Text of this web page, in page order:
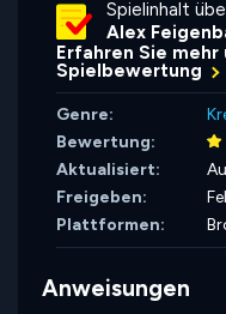
Spielinhalt
Alex
Erfahren Sie
Spielbewertung
Genre:
Bewertung:
Aktualisiert:
Freigeben:
Plattformen:
Anweisungen